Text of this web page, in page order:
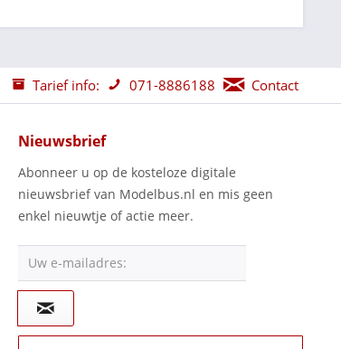
Tarief info: 071-8886188 Contact
Nieuwsbrief
Abonneer u op de kosteloze digitale
nieuwsbrief van Modelbus.nl en mis geen
enkel nieuwtje of actie meer.
Uw e-mailadres: